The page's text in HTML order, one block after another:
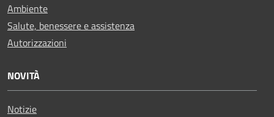
Ambiente
Salute, benessere e assistenza
Autorizzazioni
NOVITÀ
Notizie